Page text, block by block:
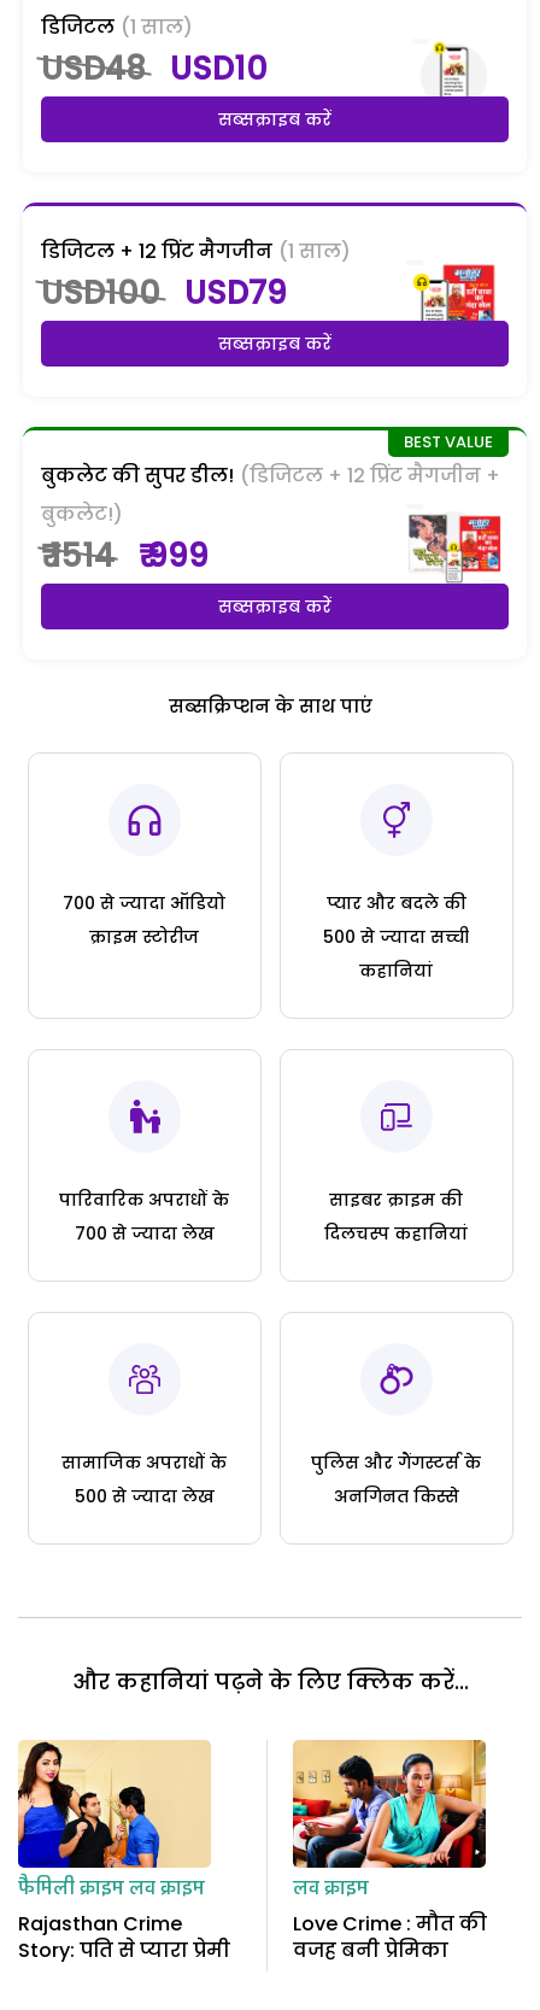
डिजिटल (1 साल)
USD48 USD10
सब्सक्राइब करें
डिजिटल + 12 प्रिंट मैगजीन (1 साल)
USD100 USD79
सब्सक्राइब करें
बुकलेट की सुपर डील! (डिजिटल + 12 प्रिंट मैगजीन +
बुकलेट!)
₹ 1514 ₹ 999
सब्सक्राइब करें
सब्सक्रिप्शन के साथ पाएं
700 से ज्यादा ऑडियो
क्राइम स्टोरीज
प्यार और बदले की
500 से ज्यादा सच्ची
कहानियां
पारिवारिक अपराधों के
700 से ज्यादा लेख
साइबर क्राइम की
दिलचस्प कहानियां
सामाजिक अपराधों के
500 से ज्यादा लेख
पुलिस और गैंगस्टर्स के
अनगिनत किस्से
और कहानियां पढ़ने के लिए क्लिक करें...
फैमिली क्राइमलव क्राइम
Rajasthan Crime
Story: पति से प्यारा प्रेमी
लव क्राइम
Love Crime : मौत की
वजह बनी प्रेमिका